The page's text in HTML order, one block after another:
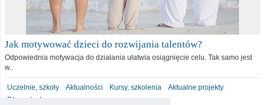
Jak motywować dzieci do rozwijania talentów?
Odpowiednia motywacja do działania ułatwia osiągnięcie celu. Tak samo jest
w..
Uczelnie, szkoły Aktualności Kursy, szkolenia
Aktualne projekty
Dla malucha